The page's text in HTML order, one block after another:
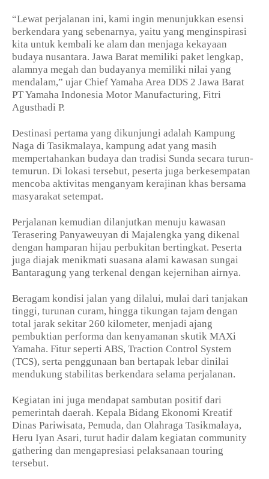
“Lewat perjalanan ini, kami ingin menunjukkan esensi
berkendara yang sebenarnya, yaitu yang menginspirasi
kita untuk kembali ke alam dan menjaga kekayaan
budaya nusantara. Jawa Barat memiliki paket lengkap,
alamnya megah dan budayanya memiliki nilai yang
mendalam,” ujar Chief Yamaha Area DDS 2 Jawa Barat
PT Yamaha Indonesia Motor Manufacturing, Fitri
Agusthadi P.
Destinasi pertama yang dikunjungi adalah Kampung
Naga di Tasikmalaya, kampung adat yang masih
mempertahankan budaya dan tradisi Sunda secara turun-
temurun. Di lokasi tersebut, peserta juga berkesempatan
mencoba aktivitas menganyam kerajinan khas bersama
masyarakat setempat.
Perjalanan kemudian dilanjutkan menuju kawasan
Terasering Panyaweuyan di Majalengka yang dikenal
dengan hamparan hijau perbukitan bertingkat. Peserta
juga diajak menikmati suasana alami kawasan sungai
Bantaragung yang terkenal dengan kejernihan airnya.
Beragam kondisi jalan yang dilalui, mulai dari tanjakan
tinggi, turunan curam, hingga tikungan tajam dengan
total jarak sekitar 260 kilometer, menjadi ajang
pembuktian performa dan kenyamanan skutik MAXi
Yamaha. Fitur seperti ABS, Traction Control System
(TCS), serta penggunaan ban bertapak lebar dinilai
mendukung stabilitas berkendara selama perjalanan.
Kegiatan ini juga mendapat sambutan positif dari
pemerintah daerah. Kepala Bidang Ekonomi Kreatif
Dinas Pariwisata, Pemuda, dan Olahraga Tasikmalaya,
Heru Iyan Asari, turut hadir dalam kegiatan community
gathering dan mengapresiasi pelaksanaan touring
tersebut.